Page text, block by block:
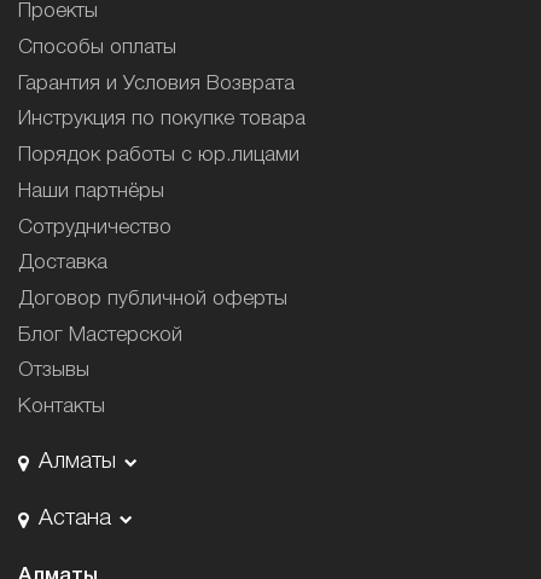
Проекты
Способы оплаты
Гарантия и Условия Возврата
Инструкция по покупке товара
Порядок работы с юр.лицами
Наши партнёры
Сотрудничество
Доставка
Договор публичной оферты
Блог Мастерской
Отзывы
Контакты
Алматы
Астана